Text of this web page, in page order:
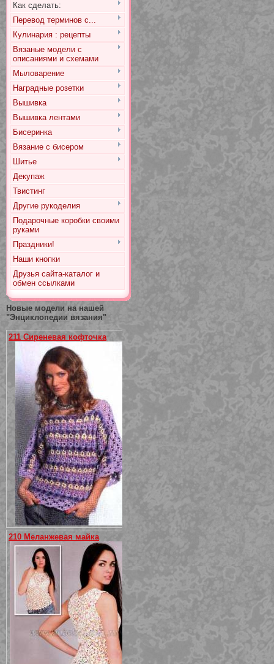
Как сделать:
Перевод терминов с...
Кулинария : рецепты
Вязаные модели с
описаниями и схемами
Мыловарение
Наградные розетки
Вышивка
Вышивка лентами
Бисеринка
Вязание с бисером
Шитье
Декупаж
Твистинг
Другие рукоделия
Подарочные коробки своими
руками
Праздники!
Наши кнопки
Друзья сайта-каталог и
обмен ссылками
Новые модели на нашей
"Энциклопедии вязания"
211 Сиреневая кофточка
210 Меланжевая майка